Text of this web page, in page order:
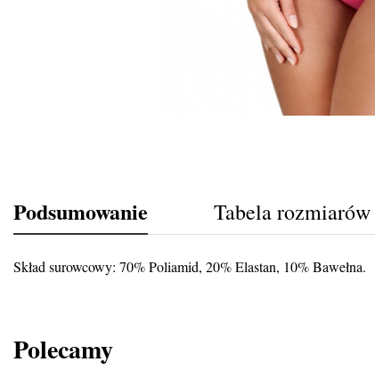
Podsumowanie Tabela rozmiarów
Skład surowcowy: 70% Poliamid, 20% Elastan, 10% Bawełna.
Polecamy